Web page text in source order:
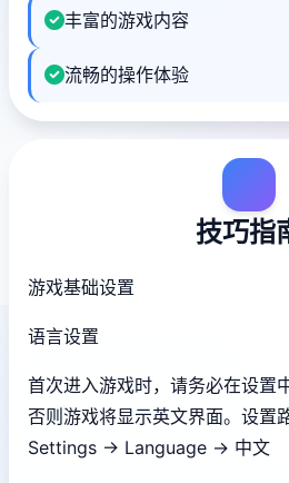
丰富的游戏内容
流畅的操作体验
技巧指
游戏基础设置
语言设置
首次进入游戏时，请务必在设置
否则游戏将显示英文界面。设置
Settings → Language → 中文